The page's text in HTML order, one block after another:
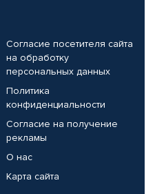
Согласие посетителя сайта
на обработку
персональных данных
Политика
конфиденциальности
Согласие на получение
рекламы
О нас
Карта сайта